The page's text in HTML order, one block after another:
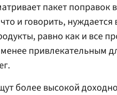
пакет поправок
и говорить,
равно как и все
привлекательным
более высокой